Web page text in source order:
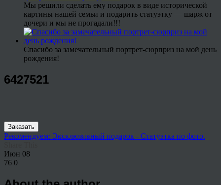
Мы решили сделать ему подарок в виде исторической
картины нашей семьи и подарить статуэтку — шарж от
дочери и мы не прогадали!!!
Спасибо за замечательный портрет-сюрприз на мой день
рождения!
6427521
Заказать
Рекомендуем: Эксклюзивный подарок - Статуэтка по фото.
Июн 08
76 0